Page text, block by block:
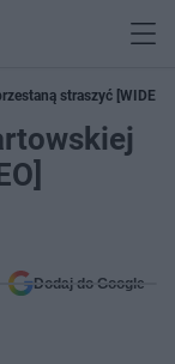
straszyć [WIDEO]
Dodaj do Google